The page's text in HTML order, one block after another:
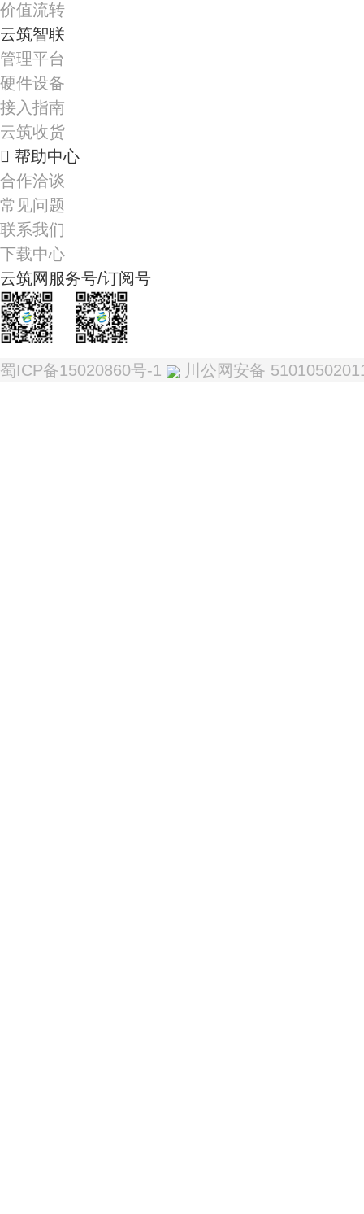
价值流转
云筑智联
管理平台
硬件设备
接入指南
云筑收货
帮助中心
合作洽谈
常见问题
联系我们
下载中心
云筑网服务号/订阅号
蜀ICP备15020860号-1 川公网安备